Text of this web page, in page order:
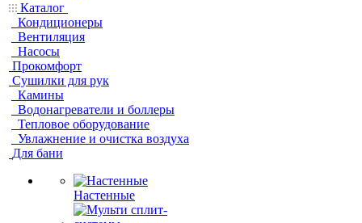
Каталог
Кондиционеры
Вентиляция
Насосы
Прокомфорт
Сушилки для рук
Камины
Водонагреватели и боллеры
Тепловое оборудование
Увлажнение и очистка воздуха
Для бани
Настенные